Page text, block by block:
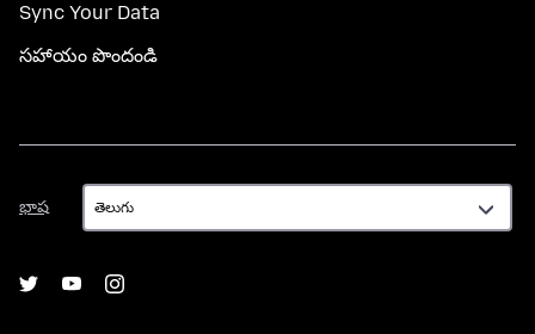
Sync Your Data
సహాయం పొందండి
భాష
భాష